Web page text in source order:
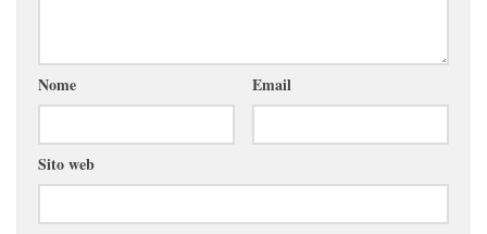
Nome Email
Sito web